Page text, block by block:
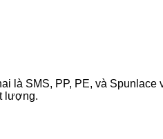
là SMS, PP, PE, và Spunlace
lượng.